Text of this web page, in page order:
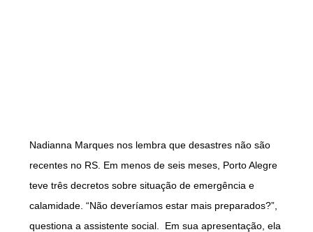
Nadianna Marques nos lembra que desastres não são
recentes no RS. Em menos de seis meses, Porto Alegre
teve três decretos sobre situação de emergência e
calamidade. “Não deveríamos estar mais preparados?”,
questiona a assistente social. Em sua apresentação, ela